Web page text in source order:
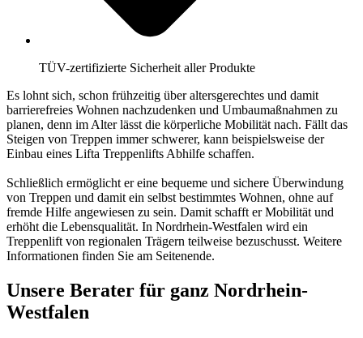
TÜV-zertifizierte Sicherheit aller Produkte
Es lohnt sich, schon frühzeitig über altersgerechtes und damit
barrierefreies Wohnen nachzudenken und Umbaumaßnahmen zu
planen, denn im Alter lässt die körperliche Mobilität nach. Fällt das
Steigen von Treppen immer schwerer, kann beispielsweise der
Einbau eines Lifta Treppenlifts Abhilfe schaffen.
Schließlich ermöglicht er eine bequeme und sichere Überwindung
von Treppen und damit ein selbst bestimmtes Wohnen, ohne auf
fremde Hilfe angewiesen zu sein. Damit schafft er Mobilität und
erhöht die Lebensqualität. In Nordrhein-Westfalen wird ein
Treppenlift von regionalen Trägern teilweise bezuschusst. Weitere
Informationen finden Sie am Seitenende.
Unsere Berater für ganz Nordrhein-
Westfalen